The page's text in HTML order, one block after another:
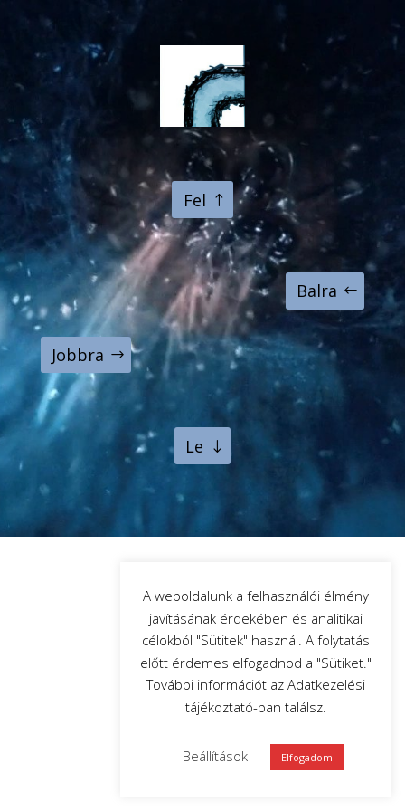
Fel
Balra
Jobbra
Le
A weboldalunk a felhasználói élmény
javításának érdekében és analitikai
célokból "Sütitek" használ. A folytatás
előtt érdemes elfogadnod a "Sütiket."
További információt az Adatkezelési
tájékoztató-ban találsz.
Beállítások Elfogadom